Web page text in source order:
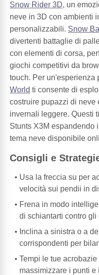
Snow Rider 3D, un
neve in 3D con ambienti
personalizzabili. Snow
divertenti battaglie di
con elementi di corsa,
giochi competitivi da
touch. Per un'esperienza
World ti consente di
costruire pupazzi di neve
invernali leggere. Questi
Stunts X3M espandendo
tema neve disponibile
Consigli e
Usa la freccia su per
velocità sui pendii in
Frena in modo
di schiantarti contro gli
Inclina a sinistra o a
corrispondenti per
Tempi le tue
massimizzare i punti e